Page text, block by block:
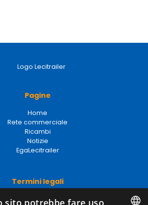
Pagine
Home
Rete commerciale
Ricambi
Notizie
EgaLecitrailer
Termini legali
Avviso legale
sito potrebbe fare uso